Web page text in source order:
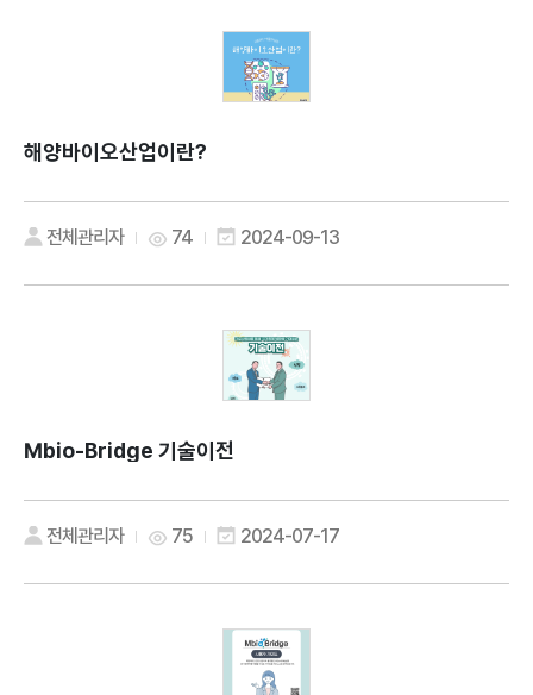
해양바이오산업이란?
전체관리자 74 2024-09-13
Mbio-Bridge 기술이전
전체관리자 75 2024-07-17